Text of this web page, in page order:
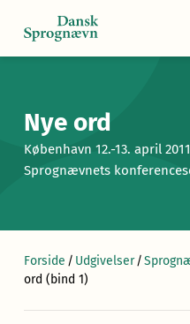
Nye ord
København 12.-13. april 2011
Sprognævnets
Forside / Udgivelser/
ord (bind 1)